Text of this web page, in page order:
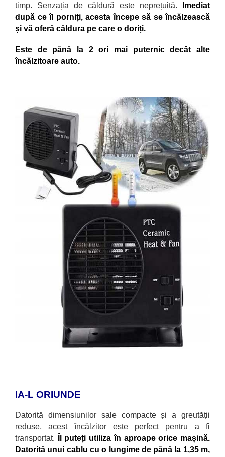
timp. Senzația de căldură este neprețuită.
Imediat
după ce îl porniți, acesta începe să se încălzească
și vă oferă căldura pe care o doriți.
Este de până la 2 ori mai puternic decât alte
încălzitoare auto.
IA-L ORIUNDE
Datorită dimensiunilor sale compacte și a greutății
reduse, acestîncălzitor este perfect pentru a fi
transportat.
Îl puteți utiliza în aproape orice mașină.
Datorită unui cablu cu o lungime de până la 1,35 m,